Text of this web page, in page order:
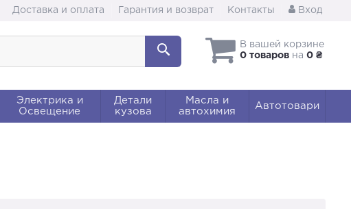
Доставка и оплата Гарантия и возврат Контакты Вход
В вашей корзине
0 товаров на 0 ₴
Электрика и
Освещение
Детали
кузова
Масла и
автохимия
Автотовари